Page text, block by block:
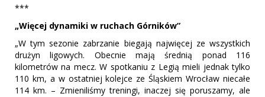
***
„Więcej dynamiki w ruchach Górników”
„W tym sezonie zabrzanie biegają najwięcej ze wszystkich
drużyn ligowych. Obecnie mają średnią ponad 116
kilometrów na mecz. W spotkaniu z Legią mieli jednak tylko
110 km, a w ostatniej kolejce ze Śląskiem Wrocław niecałe
114 km. – Zmieniliśmy treningi, inaczej się poruszamy, ale